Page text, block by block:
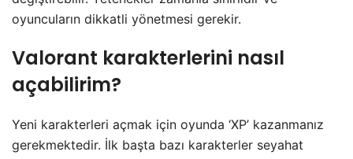
oyuncuların dikkatli yönetmesi gerekir.
Valorant karakterlerini nasıl
açabilirim?
Yeni karakterleri açmak için oyunda ‘XP’ kazanmanız
gerekmektedir. İlk başta bazı karakterler seyahat